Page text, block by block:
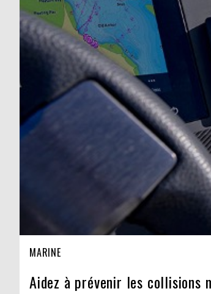
MARINE
Aidez à prévenir les collisions